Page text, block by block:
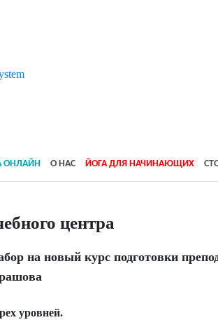
ОНЛАЙН О НАС ЙОГА ДЛЯ НАЧИНАЮЩИХ
центра
на новый курс подготовки
уровней.